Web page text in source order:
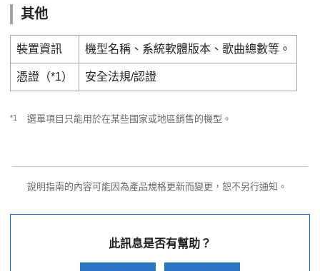
其他
裝置資訊 機型名稱、系統軟體版本、歌曲總數等。
憑證（*1） 安全法規/認證
*1 選單項目只能用於在某些國家或地區銷售的機型。
說明指南的內容可能因為產品規格更新而變更，恕不另行通知。
此訊息是否有幫助？